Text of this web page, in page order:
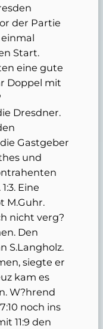
der Partie
Start.
eine gute
Doppel mit
Dresdner.
Gastgeber
und
Eine
M.Guhr.
nicht verg?
Den
S.Langholz.
siegte er
kam es
W?hrend
noch ins
11:9 den